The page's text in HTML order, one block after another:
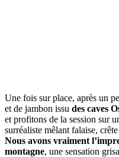
Une fois sur place, après un
et de jambon issu des caves
et profitons de la session sur
surréaliste mêlant falaise,
Nous avons vraiment
montagne, une sensation